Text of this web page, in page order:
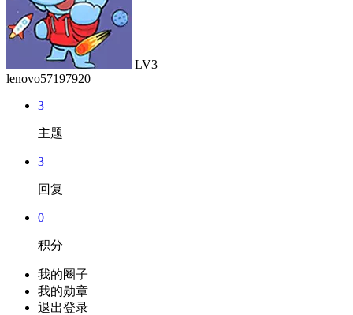
LV3
lenovo57197920
3
主题
3
回复
0
积分
我的圈子
我的勋章
退出登录